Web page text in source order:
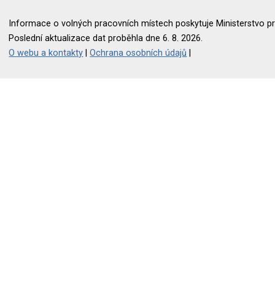
Informace o volných pracovních místech poskytuje Ministerstvo
Poslední aktualizace dat proběhla dne 6. 8. 2026.
O webu a kontakty |Ochrana osobních údajů